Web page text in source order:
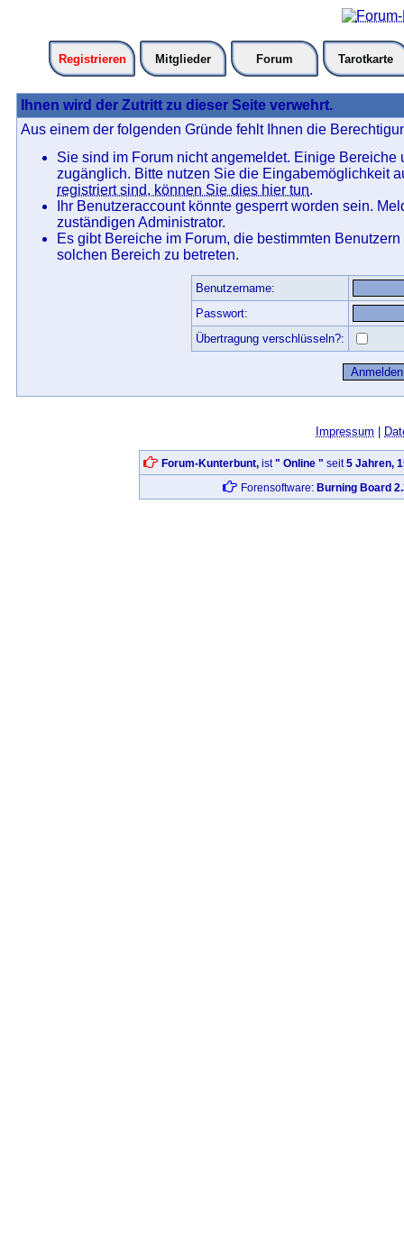
Registrieren Mitglieder Forum Tarotkarte
Ihnen wird der Zutritt zu dieser Seite verwehrt.
Aus einem der folgenden Gründe fehlt Ihnen die
Sie sind im Forum nicht angemeldet. Einige
zugänglich. Bitte nutzen Sie die Eingabemöglichkeit
registriert sind, können Sie dies hier tun.
Ihr Benutzeraccount könnte gesperrt worden sein.
zuständigen Administrator.
Es gibt Bereiche im Forum, die bestimmten
solchen Bereich zu betreten.
Benutzername:
Passwort:
Übertragung verschlüsseln?:
Impressum
Forum-Kunterbunt, ist" Online " seit5 Jahren,
Forensoftware: Burning Board